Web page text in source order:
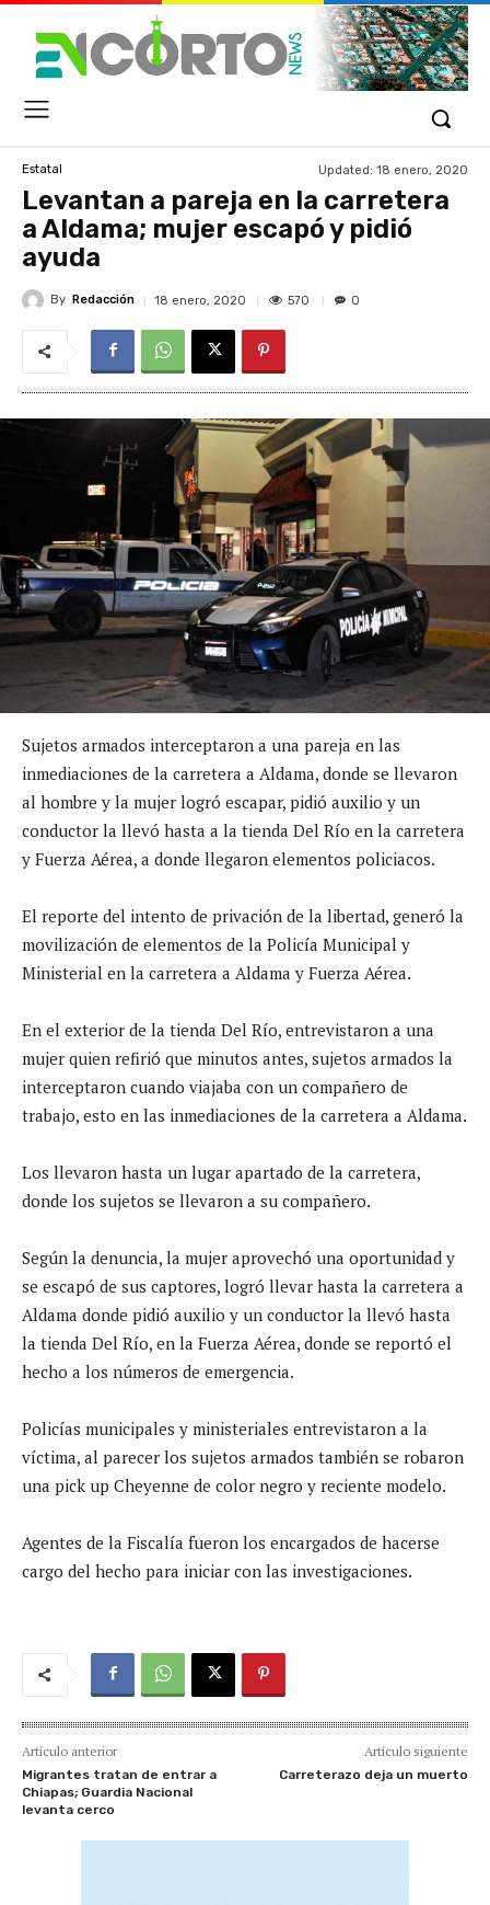
Estatal Updated: 18 enero, 2020
Levantan a pareja en la carretera
a Aldama; mujer escapó y pidió
ayuda
By Redacción 18 enero, 2020 570 0
Sujetos armados interceptaron a una pareja en las
inmediaciones de la carretera a Aldama, donde se llevaron
al hombre y la mujer logró escapar, pidió auxilio y un
conductor la llevó hasta a la tienda Del Río en la carretera
y Fuerza Aérea, a donde llegaron elementos policiacos.
El reporte del intento de privación de la libertad, generó la
movilización de elementos de la Policía Municipal y
Ministerial en la carretera a Aldama y Fuerza Aérea.
En el exterior de la tienda Del Río, entrevistaron a una
mujer quien refirió que minutos antes, sujetos armados la
interceptaron cuando viajaba con un compañero de
trabajo, esto en las inmediaciones de la carretera a Aldama.
Los llevaron hasta un lugar apartado de la carretera,
donde los sujetos se llevaron a su compañero.
Según la denuncia, la mujer aprovechó una oportunidad y
se escapó de sus captores, logró llevar hasta la carretera a
Aldama donde pidió auxilio y un conductor la llevó hasta
la tienda Del Río, en la Fuerza Aérea, donde se reportó el
hecho a los números de emergencia.
Policías municipales y ministeriales entrevistaron a la
víctima, al parecer los sujetos armados también se robaron
una pick up Cheyenne de color negro y reciente modelo.
Agentes de la Fiscalía fueron los encargados de hacerse
cargo del hecho para iniciar con las investigaciones.
Artículo anterior
Migrantes tratan de entrar a
Chiapas; Guardia Nacional
levanta cerco
Artículo siguiente
Carreterazo deja un muerto